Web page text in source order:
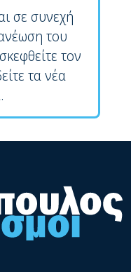
σε συνεχή
του
τον
τα νέα